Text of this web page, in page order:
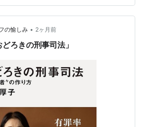
はない。どう考えても、勾留する必要
親御さんの障害者施設で働く１６歳の
名の監禁状態において、暴行事件の
た。これは、暴走した国家権力によ
の愉しみ • 2ヶ月前
ろきの刑事司法」